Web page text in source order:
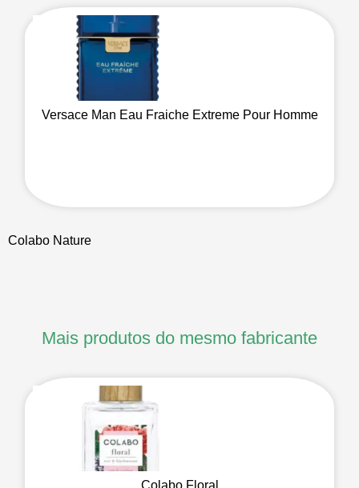
Versace Man Eau Fraiche Extreme Pour Homme
Colabo Nature
Mais produtos do mesmo fabricante